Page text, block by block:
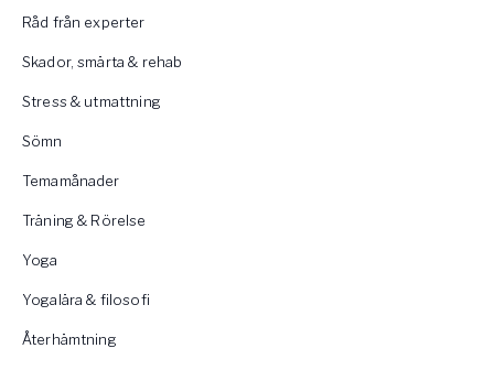
Råd från experter
Skador, smärta & rehab
Stress & utmattning
Sömn
Temamånader
Träning & Rörelse
Yoga
Yogalära & filosofi
Återhämtning